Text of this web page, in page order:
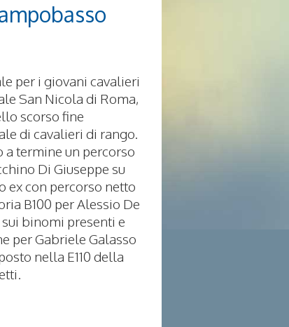
per i giovani cavalieri
San Nicola di Roma,
scorso fine
di cavalieri di rango.
a termine un percorso
Di Giuseppe su
ex con percorso netto
B100 per Alessio De
binomi presenti e
per Gabriele Galasso
nella E110 della